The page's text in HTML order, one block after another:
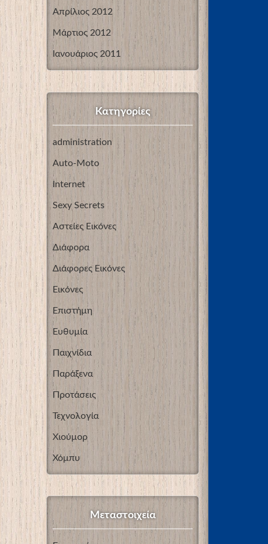
Απρίλιος 2012
Μάρτιος 2012
Ιανουάριος 2011
Kατηγορίες
administration
Auto-Moto
Internet
Sexy Secrets
Αστείες Εικόνες
Διάφορα
Διάφορες Εικόνες
Εικόνες
Επιστήμη
Ευθυμία
Παιχνίδια
Παράξενα
Προτάσεις
Τεχνολογία
Χιούμορ
Χόμπυ
Μεταστοιχεία